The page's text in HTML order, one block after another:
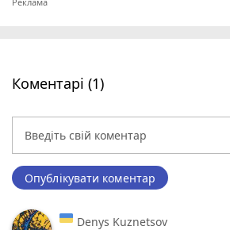
Коментарі (1)
Опублікувати коментар
Denys Kuznetsov